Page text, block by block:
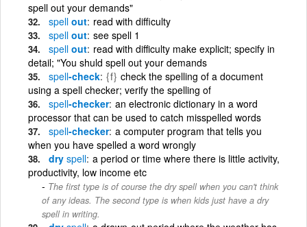
spell out your demands"
spell out read with difficulty
spell out see spell 1
spell out read with difficulty make explicit; specify in
detail; "You shuld spell out your demands
spell-check {f} check the spelling of a document
using a spell checker; verify the spelling of
spell-checker an electronic dictionary in a word
processor that can be used to catch misspelled words
spell-checker a computer program that tells you
when you have spelled a word wrongly
dry spell a period or time where there is little activity,
productivity, low income etc
The first type is of course the dry spell when you can't think
of any ideas. The second type is when kids just have a dry
spell in writing.